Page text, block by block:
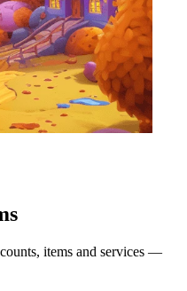
items and services —